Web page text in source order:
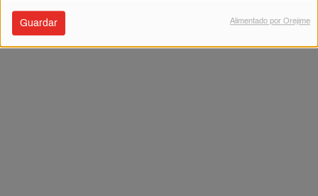
Guardar Alimentado por Orejime